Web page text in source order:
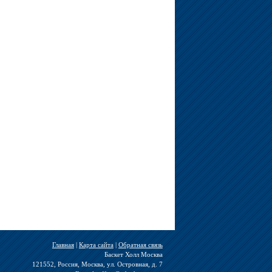
Главная| Карта сайта| Обратная связь
Баскет Холл Москва
121552, Россия, Москва, ул. Островная, д. 7